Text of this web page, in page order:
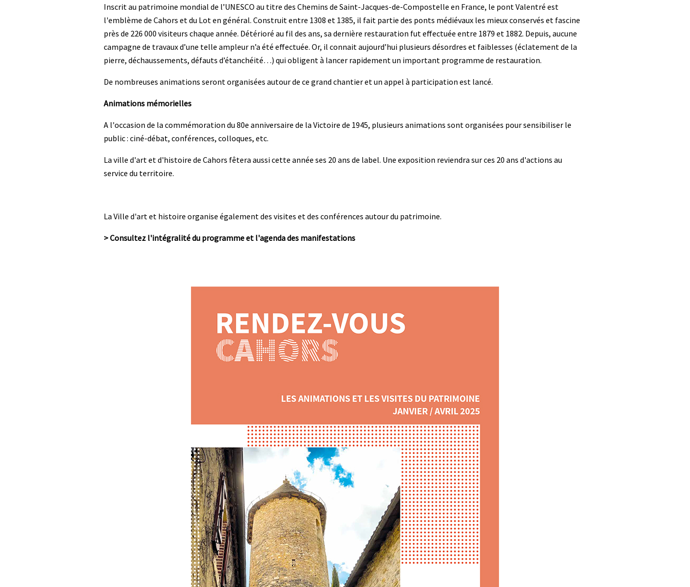
Inscrit au patrimoine mondial de l’UNESCO au titre des Chemins de Saint-Jacques-de-Compostelle en France, le pont Valentré est
l'emblème de Cahors et du Lot en général. Construit entre 1308 et 1385, il fait partie des ponts médiévaux les mieux conservés et fascine
près de 226 000 visiteurs chaque année. Détérioré au fil des ans, sa dernière restauration fut effectuée entre 1879 et 1882. Depuis, aucune
campagne de travaux d’une telle ampleur n’a été effectuée. Or, il connait aujourd’hui plusieurs désordres et faiblesses (éclatement de la
pierre, déchaussements, défauts d’étanchéité…) qui obligent à lancer rapidement un important programme de restauration.
De nombreuses animations seront organisées autour de ce grand chantier et un appel à participation est lancé.
Animations mémorielles
A l'occasion de la commémoration du 80e anniversaire de la Victoire de 1945, plusieurs animations sont organisées pour sensibiliser le
public : ciné-débat, conférences, colloques, etc.
La ville d'art et d'histoire de Cahors fêtera aussi cette année ses 20 ans de label. Une exposition reviendra sur ces 20 ans d'actions au
service du territoire.
La Ville d'art et histoire organise également des visites et des conférences autour du patrimoine.
> Consultez l'intégralité du programme et l'agenda des manifestations